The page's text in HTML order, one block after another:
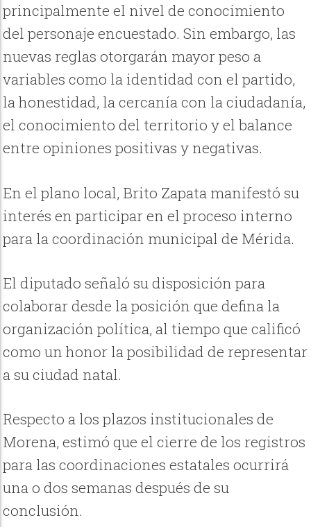
principalmente el nivel de conocimiento
del personaje encuestado. Sin embargo, las
nuevas reglas otorgarán mayor peso a
variables como la identidad con el partido,
la honestidad, la cercanía con la ciudadanía,
el conocimiento del territorio y el balance
entre opiniones positivas y negativas.
En el plano local, Brito Zapata manifestó su
interés en participar en el proceso interno
para la coordinación municipal de Mérida.
El diputado señaló su disposición para
colaborar desde la posición que defina la
organización política, al tiempo que calificó
como un honor la posibilidad de representar
a su ciudad natal.
Respecto a los plazos institucionales de
Morena, estimó que el cierre de los registros
para las coordinaciones estatales ocurrirá
una o dos semanas después de su
conclusión.